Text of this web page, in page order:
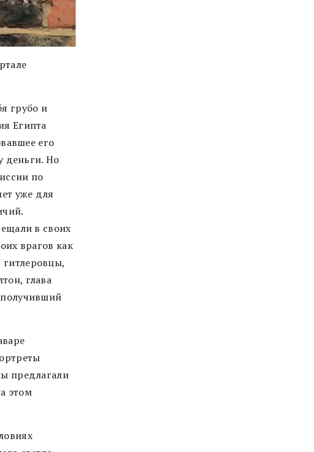
грубо и
Египта
его
деньги. Но
по
уже для
в своих
врагов как
глава
предлагали
этом